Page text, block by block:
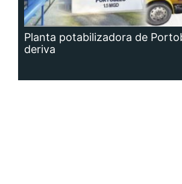
Planta potabilizadora de
deriva